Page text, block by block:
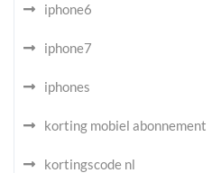
iphone6
iphone7
iphones
korting mobiel abonnement
kortingscode nl